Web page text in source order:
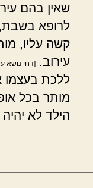
שאין בהם
לרופא
קשה עליו,
עירוב.
[דחי נושא
ללכת בעצמו
מותר בכל
הילד לא